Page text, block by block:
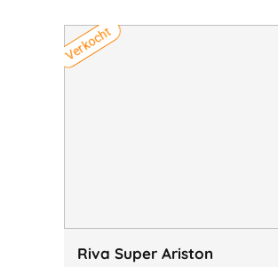
Verkocht
Riva Super Ariston